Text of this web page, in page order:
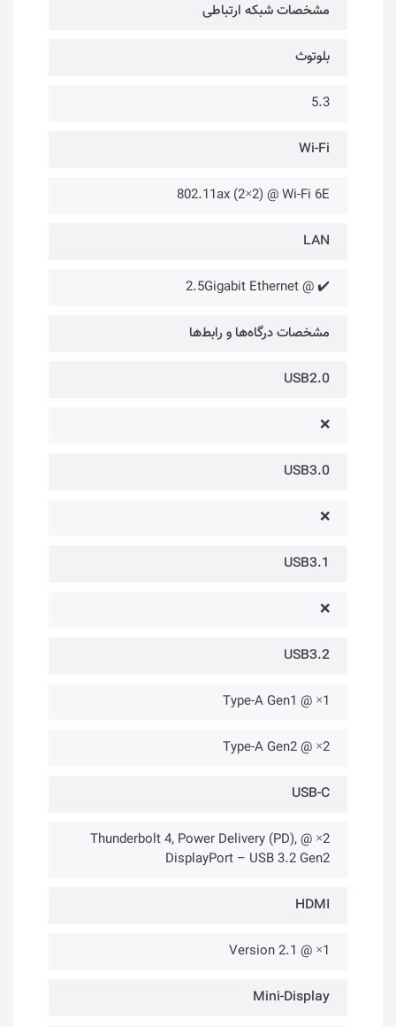
مشخصات شبکه ارتباطی
بلوتوث
5.3
Wi-Fi
802.11ax (2×2) @ Wi-Fi 6E
LAN
✔️ @ 2.5Gigabit Ethernet
مشخصات درگاه‌ها و رابط‌ها
USB2.0
❌
USB3.0
❌
USB3.1
❌
USB3.2
1× @ Type-A Gen1
2× @ Type-A Gen2
USB-C
2× @ Thunderbolt 4, Power Delivery (PD),
DisplayPort – USB 3.2 Gen2
HDMI
1× @ Version 2.1
Mini-Display